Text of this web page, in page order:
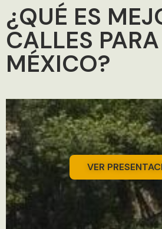
¿QUÉ ES
CALLES PARA
MÉXICO?
VER